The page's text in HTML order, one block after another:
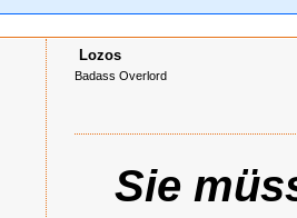
Lozos
Badass Overlord
Sie